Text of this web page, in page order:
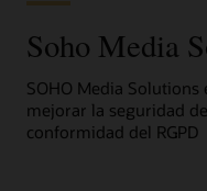
Soho Media
SOHO Media Solutions
mejorar la seguridad
conformidad del RGPD